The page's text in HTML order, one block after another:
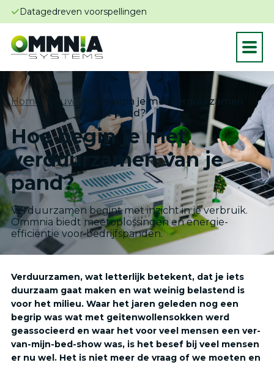
Datagedreven voorspellingen
Home / Nieuws
Hoe begin je met verduurzamen
van je pand?
Hoe begin je met
verduurzamen van je
pand?
Verduurzamen begint met inzicht in je verbruik.
Ommnia biedt meetoplossingen en energie-
efficiëntie voor bedrijfspanden.
Verduurzamen, wat letterlijk betekent, dat je iets
duurzaam gaat maken en wat weinig belastend is
voor het milieu. Waar het jaren geleden nog een
begrip was wat met geitenwollensokken werd
geassocieerd en waar het voor veel mensen een ver-
van-mijn-bed-show was, is het besef bij veel mensen
er nu wel. Het is niet meer de vraag of we moeten en